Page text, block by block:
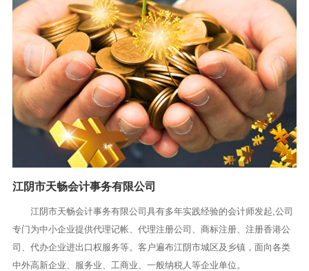
江阴市天畅会计事务有限公司
江阴市天畅会计事务有限公司具有多年实践经验的会计师发起,公司
专门为中小企业提供代理记帐、代理注册公司、商标注册、注册香港公
司、代办企业进出口权服务等。客户遍布江阴市城区及乡镇，面向各类
中外高新企业、服务业、工商业、一般纳税人等企业单位。